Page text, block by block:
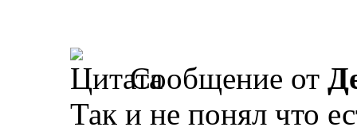
Сообщение от
Так и не понял что